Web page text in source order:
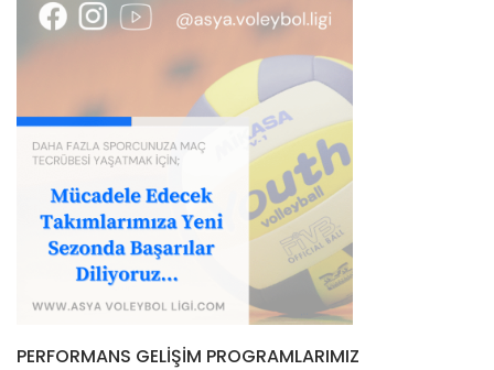
PERFORMANS GELIŞIM PROGRAMLARIMIZ